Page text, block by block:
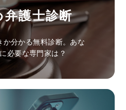
弁護士診断
か分かる無料診断。あな
必要な専門家は？